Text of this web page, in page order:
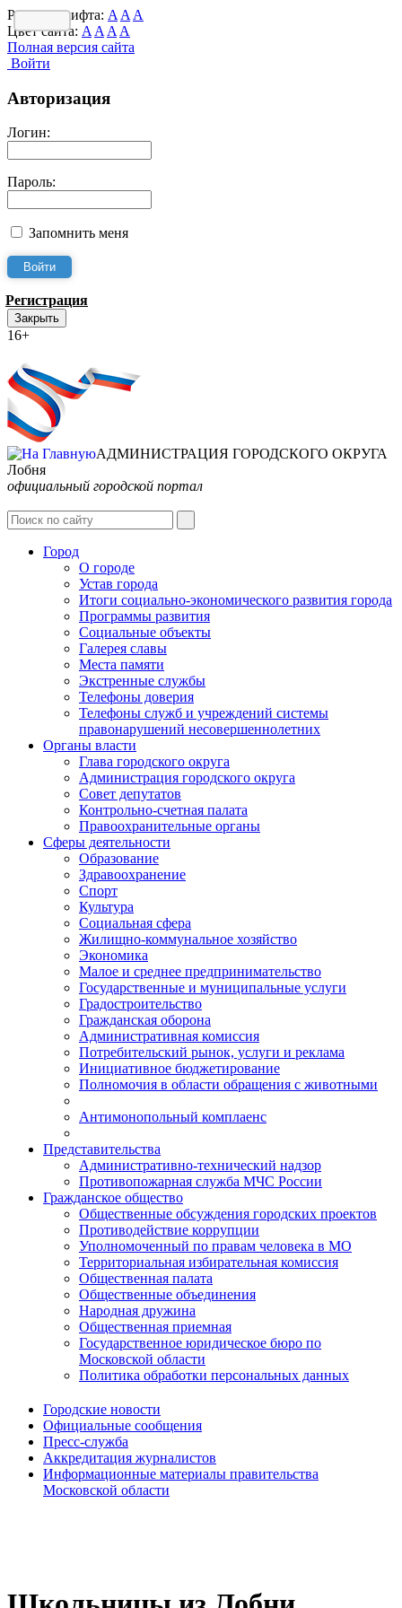
Размер шрифта: A A A
Цвет сайта: A A A A
Полная версия сайта
Войти
Авторизация
Логин:
Пароль:
Запомнить меня
Регистрация
Закрыть
16+
АДМИНИСТРАЦИЯ ГОРОДСКОГО ОКРУГА
Лобня
официальный городской портал
Город
О городе
Устав города
Итоги социально-экономического развития города
Программы развития
Социальные объекты
Галерея славы
Места памяти
Экстренные службы
Телефоны доверия
Телефоны служб и учреждений системы
правонарушений несовершеннолетних
Органы власти
Глава городского округа
Администрация городcкого округа
Совет депутатов
Контрольно-счетная палата
Правоохранительные органы
Сферы деятельности
Образование
Здравоохранение
Спорт
Культура
Социальная сфера
Жилищно-коммунальное хозяйство
Экономика
Малое и среднее предпринимательство
Государственные и муниципальные услуги
Градостроительство
Гражданская оборона
Административная комиссия
Потребительский рынок, услуги и реклама
Инициативное бюджетирование
Полномочия в области обращения с животными
Антимонопольный комплаенс
Представительства
Административно-технический надзор
Противопожарная служба МЧС России
Гражданское общество
Общественные обсуждения городских проектов
Противодействие коррупции
Уполномоченный по правам человека в МО
Территориальная избирательная комиссия
Общественная палата
Общественные объединения
Народная дружина
Общественная приемная
Государственное юридическое бюро по
Московской области
Политика обработки персональных данных
Городские новости
Официальные сообщения
Пресс-служба
Аккредитация журналистов
Информационные материалы правительства
Московской области